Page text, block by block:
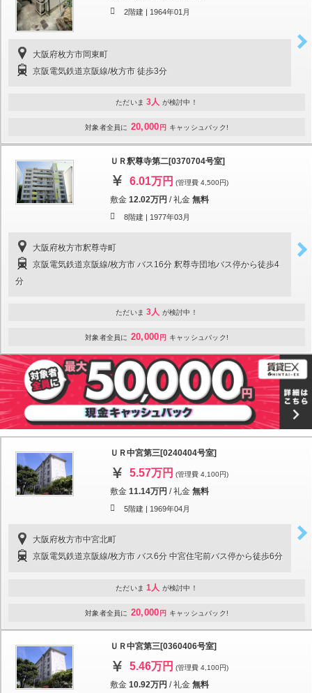
2階建 | 1964年01月
大阪府枚方市岡東町
京阪電気鉄道京阪線/枚方市 徒歩3分
ただいま 3人 が検討中！
対象者全員に 20,000 円 キャッシュバック!
ＵＲ釈尊寺第二[0370704号室]
6.01万円 (管理費 4,500円)
敷金 12.02万円 /礼金 無料
8階建 | 1977年03月
大阪府枚方市釈尊寺町
京阪電気鉄道京阪線/枚方市 バス16分 釈尊寺団地バス停から徒歩4
分
ただいま 3人 が検討中！
対象者全員に 20,000 円 キャッシュバック!
ＵＲ中宮第三[0240404号室]
5.57万円 (管理費 4,100円)
敷金 11.14万円 /礼金 無料
5階建 | 1969年04月
大阪府枚方市中宮北町
京阪電気鉄道京阪線/枚方市 バス6分 中宮住宅前バス停から徒歩6分
ただいま 1人 が検討中！
対象者全員に 20,000 円 キャッシュバック!
ＵＲ中宮第三[0360406号室]
5.46万円 (管理費 4,100円)
敷金 10.92万円 /礼金 無料